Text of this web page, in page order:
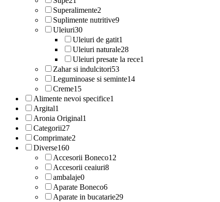
Superalimente2
Suplimente nutritive9
Uleiuri30
Uleiuri de gatit1
Uleiuri naturale28
Uleiuri presate la rece1
Zahar si indulcitori53
Leguminoase si seminte14
Creme15
Alimente nevoi specifice1
Argital1
Aronia Original1
Categorii27
Comprimate2
Diverse160
Accesorii Boneco12
Accesorii ceaiuri8
ambalaje0
Aparate Boneco6
Aparate in bucatarie29